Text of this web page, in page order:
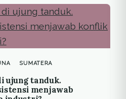
SUMATERA
ujung tanduk.
menjawab